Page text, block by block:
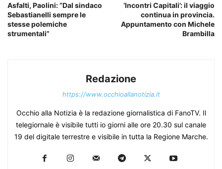
Asfalti, Paolini: “Dal sindaco
Sebastianelli sempre le
stesse polemiche
strumentali”
‘Incontri Capitali’: il viaggio
continua in provincia.
Appuntamento con Michele
Brambilla
Redazione
https://www.occhioallanotizia.it
Occhio alla Notizia è la redazione giornalistica di FanoTV. Il
telegiornale è visibile tutti io giorni alle ore 20.30 sul canale
19 del digitale terrestre e visibile in tutta la Regione Marche.